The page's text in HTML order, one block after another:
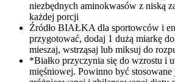
niezbędnych aminokwasów z niską
każdej porcji
Źródło BIAŁKA dla sportowców i
przygotować, dodaj 1 dużą miarkę
mieszaj, wstrząsaj lub miksuj do
*Białko przyczynia się do wzrostu i
mięśniowej. Powinno być stosowane